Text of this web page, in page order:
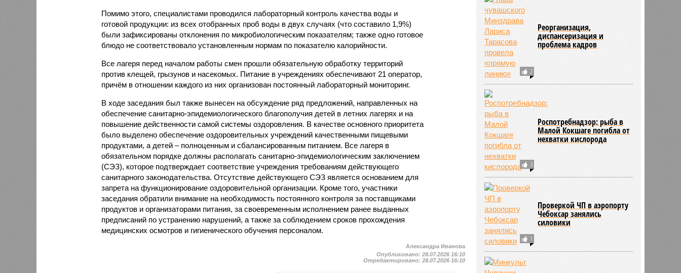
Помимо этого, специалистами проводился лабораторный контроль качества воды и
готовой продукции: из всех отобранных проб воды в двух случаях (что составило 1,9%)
были зафиксированы отклонения по микробиологическим показателям; также одно готовое
блюдо не соответствовало установленным нормам по показателю калорийности.
Все лагеря перед началом работы смен прошли обязательную обработку территорий
против клещей, грызунов и насекомых. Питание в учреждениях обеспечивают 21 оператор,
причём в отношении каждого из них организован постоянный лабораторный мониторинг.
В ходе заседания был также вынесен на обсуждение ряд предложений, направленных на
обеспечение санитарно-эпидемиологического благополучия детей в летних лагерях и на
повышение действенности самой системы оздоровления. В качестве основного приоритета
было выделено обеспечение оздоровительных учреждений качественными пищевыми
продуктами, а детей – полноценным и сбалансированным питанием. Все лагеря в
обязательном порядке должны располагать санитарно-эпидемиологическим заключением
(СЭЗ), которое подтверждает соответствие учреждения требованиям действующего
санитарного законодательства. Отсутствие действующего СЭЗ является основанием для
запрета на функционирование оздоровительной организации. Кроме того, участники
заседания обратили внимание на необходимость постоянного контроля за поставщиками
продуктов и организаторами питания, за своевременным исполнением ранее выданных
предписаний по устранению нарушений, а также за соблюдением сроков прохождения
медицинских осмотров и гигиенического обучения персоналом.
Александра Иванова
Опубликовано:28.07.2026 16:10
Отредактировано:28.07.2026 16:10
2
Реорганизация,
диспансеризация и
проблема кадров
3
Роспотребнадзор: рыба в
Малой Кокшаге погибла от
нехватки кислорода
1
Проверкой ЧП в аэропорту
Чебоксар занялись
силовики